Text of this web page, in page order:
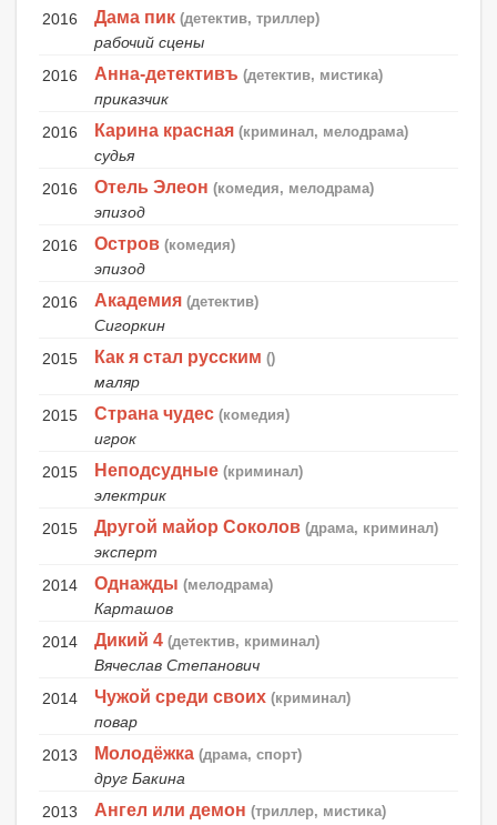
2016 Дама пик (детектив, триллер)
рабочий сцены
2016
Анна-детективъ (детектив, мистика)
приказчик
2016
Карина красная (криминал, мелодрама)
судья
2016
Отель Элеон (комедия, мелодрама)
эпизод
2016
Остров (комедия)
эпизод
2016
Академия (детектив)
Сигоркин
2015
Как я стал русским ()
маляр
2015
Страна чудес (комедия)
игрок
2015
Неподсудные (криминал)
электрик
2015
Другой майор Соколов (драма, криминал)
эксперт
2014
Однажды (мелодрама)
Карташов
2014
Дикий 4 (детектив, криминал)
Вячеслав Степанович
2014
Чужой среди своих (криминал)
повар
2013
Молодёжка (драма, спорт)
друг Бакина
2013
Ангел или демон (триллер, мистика)